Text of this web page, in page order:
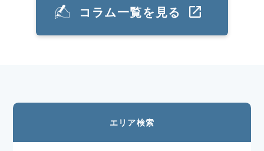
で参考にしてください。
い。
コラム一覧を見る
エリア検索